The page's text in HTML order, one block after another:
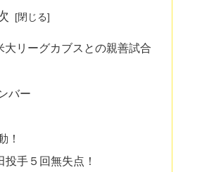
大リーグカブスとの親善試合
バー
！
投手５回無失点！